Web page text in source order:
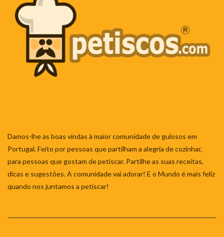
Damos-lhe as boas vindas à maior comunidade de gulosos em
Portugal. Feito por pessoas que partilham a alegria de cozinhar,
para pessoas que gostam de petiscar. Partilhe as suas receitas,
dicas e sugestões. A comunidade vai adorar! E o Mundo é mais feliz
quando nos juntamos a petiscar!